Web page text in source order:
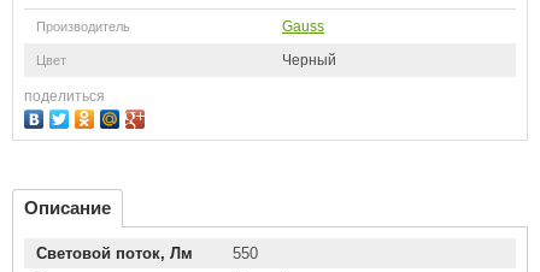
Производитель Gauss
Цвет Черный
поделиться
Описание
Световой поток, Лм
550